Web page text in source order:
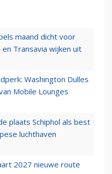
maand dicht voor
Transavia wijken uit
Washington Dulles
Mobile Lounges
plaats Schiphol als best
luchthaven
2027 nieuwe route